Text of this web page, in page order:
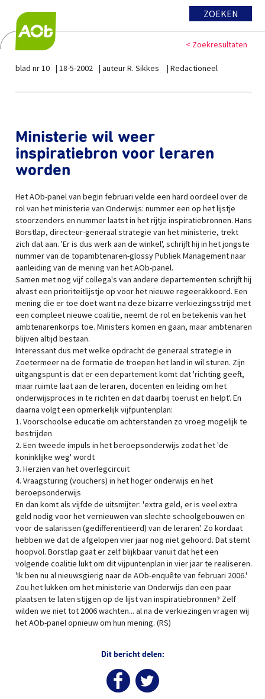
ZOEKEN
< Zoekresultaten
blad nr 10 18-5-2002 auteur R. Sikkes Redactioneel
Ministerie wil weer
inspiratiebron voor leraren
worden
Het AOb-panel van begin februari velde een hard oordeel over de
rol van het ministerie van Onderwijs: nummer een op het lijstje
stoorzenders en nummer laatst in het rijtje inspiratiebronnen. Hans
Borstlap, directeur-generaal strategie van het ministerie, trekt
zich dat aan. 'Er is dus werk aan de winkel', schrijft hij in het jongste
nummer van de topambtenaren-glossy Publiek Management naar
aanleiding van de mening van het AOb-panel.
Samen met nog vijf collega's van andere departementen schrijft hij
alvast een prioriteitlijstje op voor het nieuwe regeerakkoord. Een
mening die er toe doet want na deze bizarre verkiezingsstrijd met
een compleet nieuwe coalitie, neemt de rol en betekenis van het
ambtenarenkorps toe. Ministers komen en gaan, maar ambtenaren
blijven altijd bestaan.
Interessant dus met welke opdracht de generaal strategie in
Zoetermeer na de formatie de troepen het land in wil sturen. Zijn
uitgangspunt is dat er een departement komt dat 'richting geeft,
maar ruimte laat aan de leraren, docenten en leiding om het
onderwijsproces in te richten en dat daarbij toerust en helpt'. En
daarna volgt een opmerkelijk vijfpuntenplan:
1. Voorschoolse educatie om achterstanden zo vroeg mogelijk te
bestrijden
2. Een tweede impuls in het beroepsonderwijs zodat het 'de
koninklijke weg' wordt
3. Herzien van het overlegcircuit
4. Vraagsturing (vouchers) in het hoger onderwijs en het
beroepsonderwijs
En dan komt als vijfde de uitsmijter: 'extra geld, er is veel extra
geld nodig voor het vernieuwen van slechte schoolgebouwen en
voor de salarissen (gedifferentieerd) van de leraren'. Zo kordaat
hebben we dat de afgelopen vier jaar nog niet gehoord. Dat stemt
hoopvol. Borstlap gaat er zelf blijkbaar vanuit dat het een
volgende coalitie lukt om dit vijpuntenplan in vier jaar te realiseren.
'Ik ben nu al nieuwsgierig naar de AOb-enquête van februari 2006.'
Zou het lukken om het ministerie van Onderwijs dan een paar
plaatsen te laten stijgen op de lijst van inspiratiebronnen? Zelf
wilden we niet tot 2006 wachten... al na de verkiezingen vragen wij
het AOb-panel opnieuw om hun mening. (RS)
Dit bericht delen: